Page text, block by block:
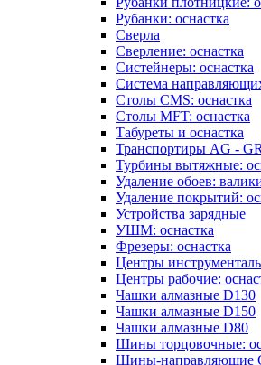
Рубанки: оснастка
Сверла
Сверление: оснастка
Систейнеры: оснастка
Система
Столы CMS: оснастка
Столы MFT: оснастка
Табуреты и оснастка
Транспортиры AG -
Турбины вытяжные:
Удаление обоев:
Удаление покрытий:
Устройства зарядные
УШМ: оснастка
Фрезеры: оснастка
Центры
Центры рабочие:
Чашки алмазные D130
Чашки алмазные D150
Чашки алмазные D80
Шины торцовочные:
Шины-направляющие